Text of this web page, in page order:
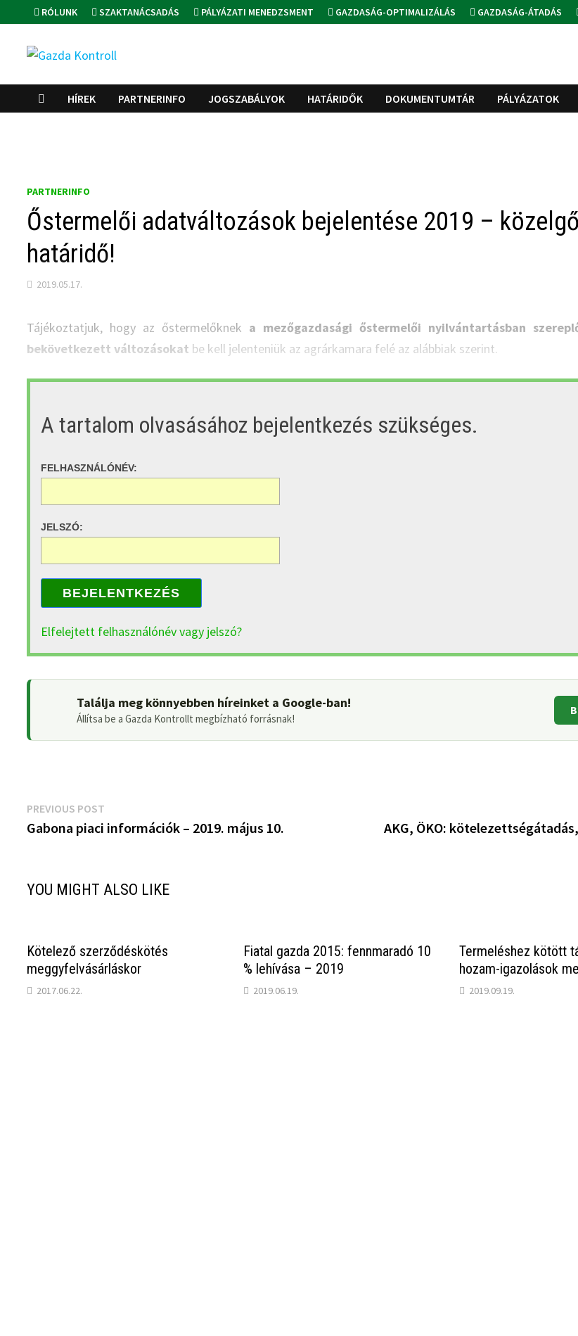
to
content
RÓLUNK SZAKTANÁCSADÁS PÁLYÁZATI MENEDZSMENT GAZDASÁG-OPTIMALIZÁLÁS GAZDASÁG-ÁTADÁS
HÍREK PARTNERINFO JOGSZABÁLYOK HATÁRIDŐK DOKUMENTUMTÁR PÁLYÁZATOK
PARTNERINFO
Őstermelői adatváltozások bejelentése 2019 – közelgő
határidő!
2019.05.17.
Tájékoztatjuk, hogy az őstermelőknek a mezőgazdasági őstermelői nyilvántartásban
bekövetkezett változásokat be kell jelenteniük az agrárkamara felé az alábbiak szerint.
A tartalom olvasásához bejelentkezés szükséges.
FELHASZNÁLÓNÉV:
JELSZÓ:
BEJELENTKEZÉS
Elfelejtett felhasználónév vagy jelszó?
Találja meg könnyebben híreinket a Google-ban!
Állítsa be a Gazda Kontrollt megbízható forrásnak!
Bejegyzés
navigáció
PREVIOUS POST
post:
Gabona piaci információk – 2019. május 10. AKG, ÖKO:
YOU MIGHT ALSO LIKE
Kötelező szerződéskötés
meggyfelvásárláskor
2017.06.22.
Fiatal gazda 2015: fennmaradó 10
% lehívása – 2019
2019.06.19.
Termeléshez kötött
hozam-igazolások
2019.09.19.